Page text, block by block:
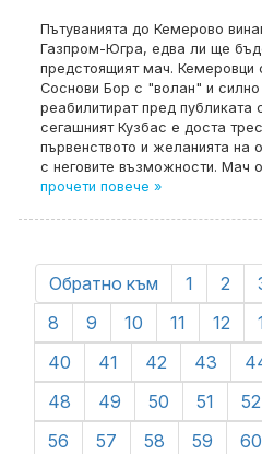
Пътуванията до Кемерово
Газпром-Югра, едва ли ще
предстоящият мач. Кемеровци
Соснови Бор с "волан" и
реабилитират пред публиката
сегашният Кузбас е доста
първенството и желанията на
с неговите възможности. Мач
прочети повече »
Обратно към 1 2
8
9 10 11 12
40
41 42 43
48
49 50 51 52
56
57 58 59 60